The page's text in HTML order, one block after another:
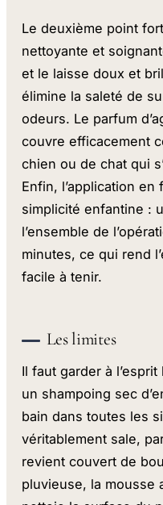
Le deuxième point
nettoyante et
et le laisse doux et
élimine la saleté de
odeurs. Le parfum
couvre efficacement
chien ou de chat qui
Enfin, l’application en
simplicité enfantine :
l’ensemble de
minutes, ce qui rend
facile à tenir.
Les limites
Il faut garder à
un shampoing sec
bain dans toutes les
véritablement sale,
revient couvert de
pluvieuse, la mousse